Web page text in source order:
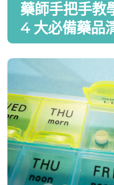
藥師手把手教
4 大必備藥品